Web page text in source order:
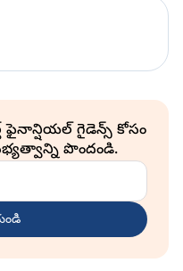
ఫైనాన్షియల్ గైడెన్స్ కోసం
పొందండి.